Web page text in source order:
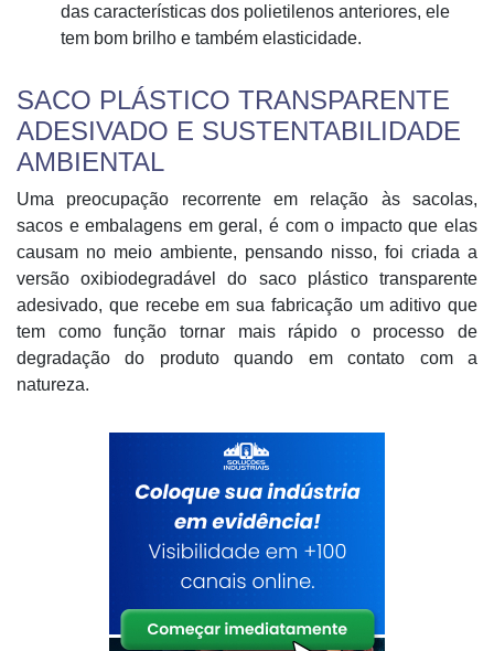
das características dos polietilenos anteriores, ele
tem bom brilho e também elasticidade.
SACO PLÁSTICO TRANSPARENTE
ADESIVADO E SUSTENTABILIDADE
AMBIENTAL
Uma preocupação recorrente em relação às sacolas,
sacos e embalagens em geral, é com o impacto que elas
causam no meio ambiente, pensando nisso, foi criada a
versão oxibiodegradável do saco plástico transparente
adesivado, que recebe em sua fabricação um aditivo que
tem como função tornar mais rápido o processo de
degradação do produto quando em contato com a
natureza.